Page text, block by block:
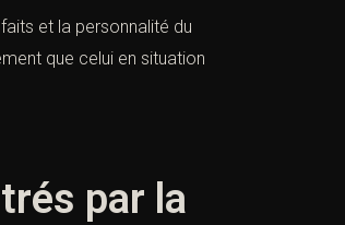
et la personnalité du
que celui en situation
par la